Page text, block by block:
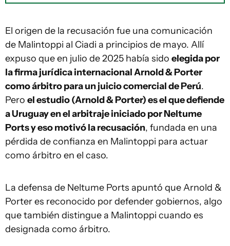
El origen de la recusación fue una comunicación
de Malintoppi al Ciadi a principios de mayo. Allí
expuso que en julio de 2025 había sido elegida por
la firma jurídica internacional Arnold & Porter
como árbitro para un juicio comercial de Perú.
Pero el estudio (Arnold & Porter) es el que defiende
a Uruguay en el arbitraje iniciado por Neltume
Ports y eso motivó la recusación, fundada en una
pérdida de confianza en Malintoppi para actuar
como árbitro en el caso.
La defensa de Neltume Ports apuntó que Arnold &
Porter es reconocido por defender gobiernos, algo
que también distingue a Malintoppi cuando es
designada como árbitro.